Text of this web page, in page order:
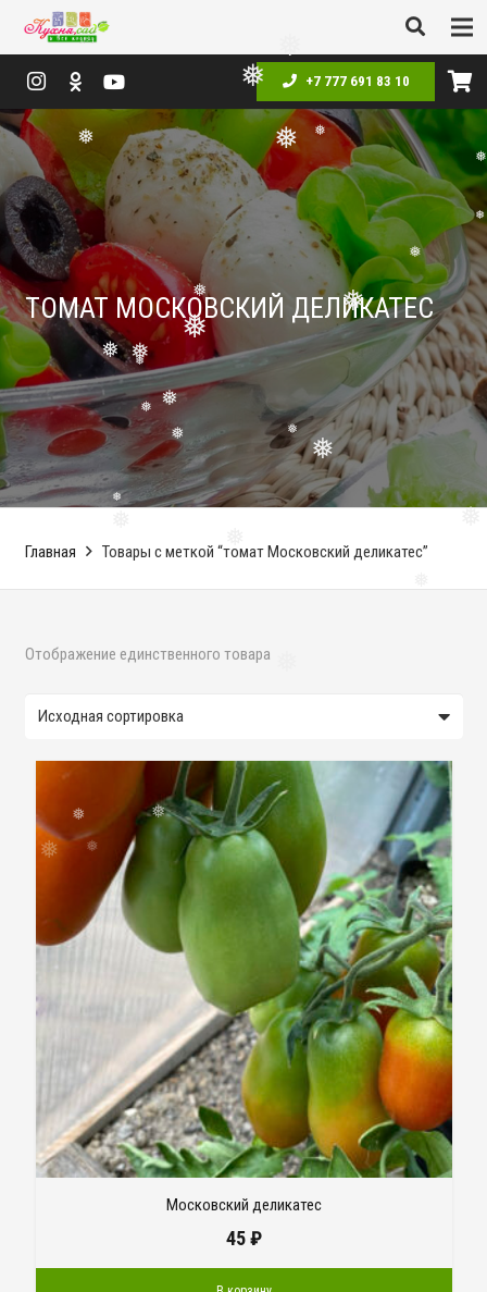
❅
❅
❅
❅
❅
❅
❅
❅
❅
❅
❅
❅
❅
❅
❅
❅
❅
❅
❅
❅
+7 777 691 83 10
ТОМАТ МОСКОВСКИЙ ДЕЛИКАТЕС
Главная Товары с меткой “томат Московский деликатес”
Отображение единственного товара
Московский деликатес
45₽